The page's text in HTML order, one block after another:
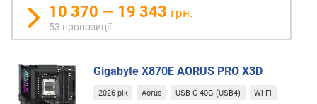
о
т
и
(
і
в
)
10 370 — 19 343 грн.
53 пропозиції
Gigabyte X870E AORUS PRO X3D
2026 рік Aorus USB-C 40G (USB4) Wi-Fi